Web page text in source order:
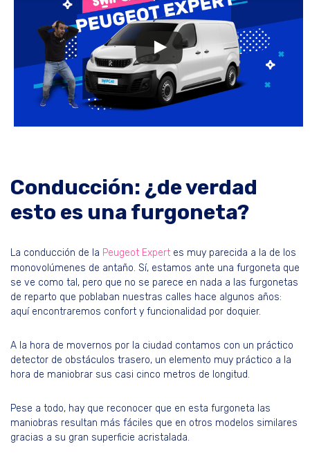
Conducción: ¿de verdad
esto es una furgoneta?
La conducción de la Peugeot Expert es muy parecida a la de los
monovolúmenes de antaño. Sí, estamos ante una furgoneta que
se ve como tal, pero que no se parece en nada a las furgonetas
de reparto que poblaban nuestras calles hace algunos años:
aquí encontraremos confort y funcionalidad por doquier.
A la hora de movernos por la ciudad contamos con un práctico
detector de obstáculos trasero, un elemento muy práctico a la
hora de maniobrar sus casi cinco metros de longitud.
Pese a todo, hay que reconocer que en esta furgoneta las
maniobras resultan más fáciles que en otros modelos similares
gracias a su gran superficie acristalada.